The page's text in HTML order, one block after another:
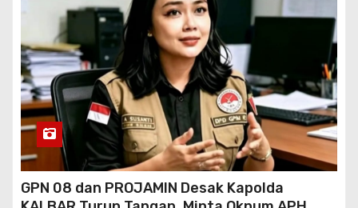
GPN 08 dan PROJAMIN Desak Kapolda